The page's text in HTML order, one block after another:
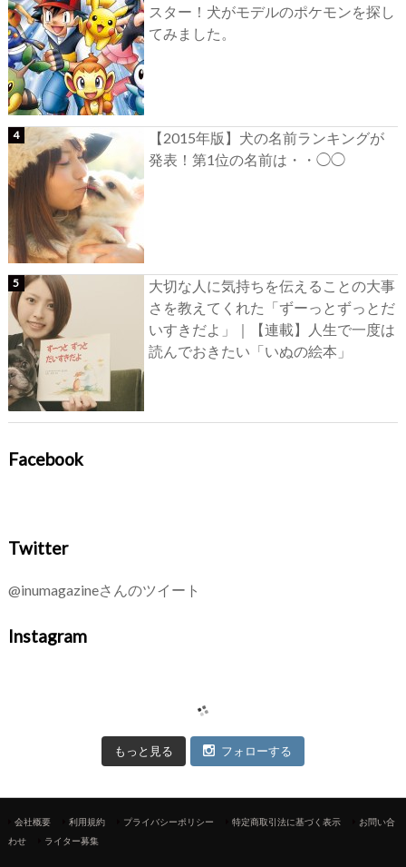
スター！犬がモデルのポケモンを探し
てみました。
【2015年版】犬の名前ランキングが
発表！第1位の名前は・・◯◯
大切な人に気持ちを伝えることの大事
さを教えてくれた「ずーっとずっとだ
いすきだよ」｜【連載】人生で一度は
読んでおきたい「いぬの絵本」
Facebook
Twitter
@inumagazineさんのツイート
Instagram
もっと見る フォローする
会社概要 利用規約 プライバシーポリシー 特定商取引法に基づく表示
お問い合
わせ
ライター募集